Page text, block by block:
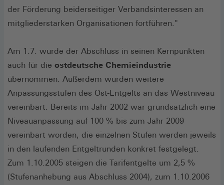
der Förderung beiderseitiger Verbandsinteressen an
mitgliederstarken Organisationen fortführen."
Am 1.7. wurde der Abschluss in seinen Kernpunkten
auch für die ostdeutsche Chemieindustrie
übernommen. Außerdem wurden weitere
Anpassungsstufen des Ost-Entgelts an das Westniveau
vereinbart. Bereits im Jahr 2002 war grundsätzlich eine
Niveauanpassung auf 100 % bis zum Jahr 2009
vereinbart worden, die einzelnen Stufen werden jeweils
in den laufenden Entgeltrunden konkret festgelegt.
Zum 1.10.2005 steigen die Tarifentgelte um 2,5 %
(Stufenanhebung aus Abschluss 2004), zum 1.10.2006